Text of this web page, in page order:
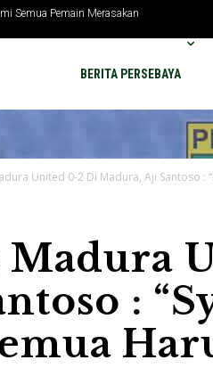
Bicara Peluang Ke Babak
BERITA PERSEBAYA
United 0-2 Di Madura, Aji Santoso :
Madura
: